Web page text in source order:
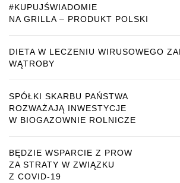
#KUPUJŚWIADOMIE
NA GRILLA – PRODUKT POLSKI
DIETA W LECZENIU WIRUSOWEGO
WĄTROBY
SPÓŁKI SKARBU PAŃSTWA
ROZWAŻAJĄ INWESTYCJE
W BIOGAZOWNIE ROLNICZE
BĘDZIE WSPARCIE Z PROW
ZA STRATY W ZWIĄZKU
Z COVID-19